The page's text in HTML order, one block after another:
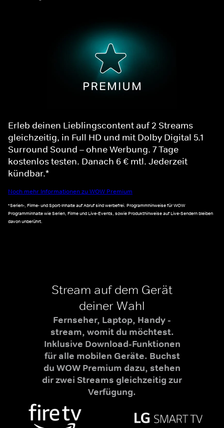
Erleb deinen Lieblingscontent auf 2 Streams
gleichzeitig, in Full HD und mit Dolby Digital 5.1
Surround Sound – ohne Werbung. 7 Tage
kostenlos testen. Danach 6 € mtl. Jederzeit
kündbar.*
Noch mehr Informationen zu WOW Premium
*Serien-, Filme- und Sport-Inhalte auf Abruf sind werbefrei. Programmhinweise für WOW
Programminhalte wie Serien, Filme und Live-Events, sowie Produkthinweise auf Live-Sendern bleiben
davon unberührt.
Stream auf dem Gerät
deiner Wahl
Fernseher, Laptop, Handy -
stream, womit du möchtest.
Inklusive Download-Funktionen
für alle mobilen Geräte. Buchst
du WOW Premium dazu, stehen
dir zwei Streams gleichzeitig zur
Verfügung.